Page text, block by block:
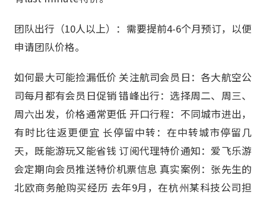
团队出行（10人以上）：需要提前4-6个月预订，以便
申请团队价格。
如何最大可能捡漏低价 关注航司会员日：各大航空公
司每月都有会员日促销 错峰出行：选择周二、周三、
周六出发，价格通常更低 开口行程：不同城市进出，
有时比往返更便宜 长停留中转：在中转城市停留几
天，既能游玩又能省钱 订阅代理特价通知：爱飞乐游
会定期向会员推送特价机票信息 真实案例：张先生的
北欧商务舱购买经历 去年9月，在杭州某科技公司担